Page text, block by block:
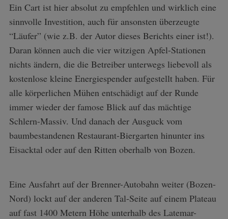
Ein Cart ist hier absolut zu empfehlen und wirklich eine
sinnvolle Investition, auch für ansonsten überzeugte
“Läufer” (wie z.B. der Autor dieses Berichts einer ist!).
Daran können auch die vier witzigen Apfel-Stationen
nichts ändern, die die Betreiber unterwegs liebevoll als
kostenlose kleine Energiespender aufgestellt haben. Für
alle körperlichen Mühen entschädigt auf der Runde
immer wieder der famose Blick auf das mächtige
Schlern-Massiv. Und danach der Ausguck vom
baumbestandenen Restaurant-Biergarten hinunter ins
Eisacktal oder auf den Ritten oberhalb von Bozen.
Eine Ausfahrt auf der Brenner-Autobahn weiter (Bozen-
Nord) lockt auf der anderen Tal-Seite auf einem Plateau
auf fast 1400 Metern Höhe unterhalb des Latemar-